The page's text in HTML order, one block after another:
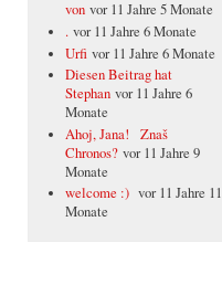
von vor 11 Jahre 5 Monate
. vor 11 Jahre 6 Monate
Urfi vor 11 Jahre 6 Monate
Diesen Beitrag hat
Stephan vor 11 Jahre 6
Monate
Ahoj, Jana! Znaš
Chronos? vor 11 Jahre 9
Monate
welcome :) vor 11 Jahre 11
Monate